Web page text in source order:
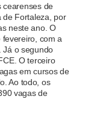
cearenses de
de Fortaleza, por
neste ano. O
com a
Já o segundo
O terceiro
em cursos de
Ao todo, os
vagas de